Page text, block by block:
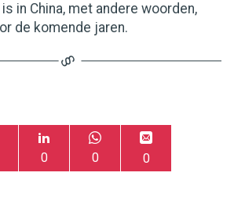
in China, met andere woorden,
de komende jaren.
0 0 0